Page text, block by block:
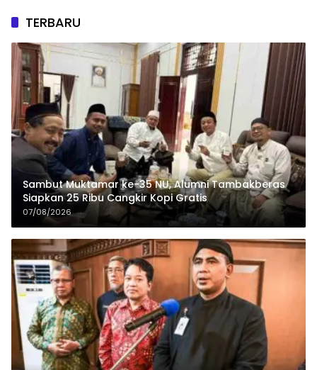
TERBARU
Sambut Muktamar ke-35 NU, Alumni Tambakberas
Siapkan 25 Ribu Cangkir Kopi Gratis
07/08/2026